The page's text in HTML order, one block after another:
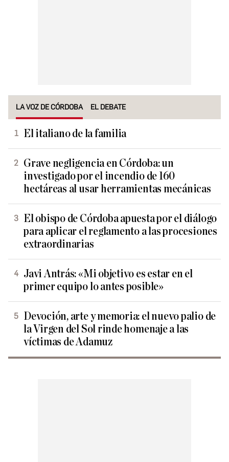
LA VOZ DE CÓRDOBA EL DEBATE
El italiano de la familia
Grave negligencia en Córdoba: un
investigado por el incendio de 160
hectáreas al usar herramientas mecánicas
El obispo de Córdoba apuesta por el diálogo
para aplicar el reglamento a las procesiones
extraordinarias
Javi Antrás: «Mi objetivo es estar en el
primer equipo lo antes posible»
Devoción, arte y memoria: el nuevo palio de
la Virgen del Sol rinde homenaje a las
víctimas de Adamuz